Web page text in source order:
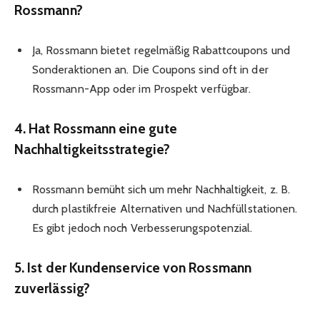
Rossmann?
Ja, Rossmann bietet regelmäßig Rabattcoupons und
Sonderaktionen an. Die Coupons sind oft in der
Rossmann-App oder im Prospekt verfügbar.
4. Hat Rossmann eine gute
Nachhaltigkeitsstrategie?
Rossmann bemüht sich um mehr Nachhaltigkeit, z. B.
durch plastikfreie Alternativen und Nachfüllstationen.
Es gibt jedoch noch Verbesserungspotenzial.
5. Ist der Kundenservice von Rossmann
zuverlässig?